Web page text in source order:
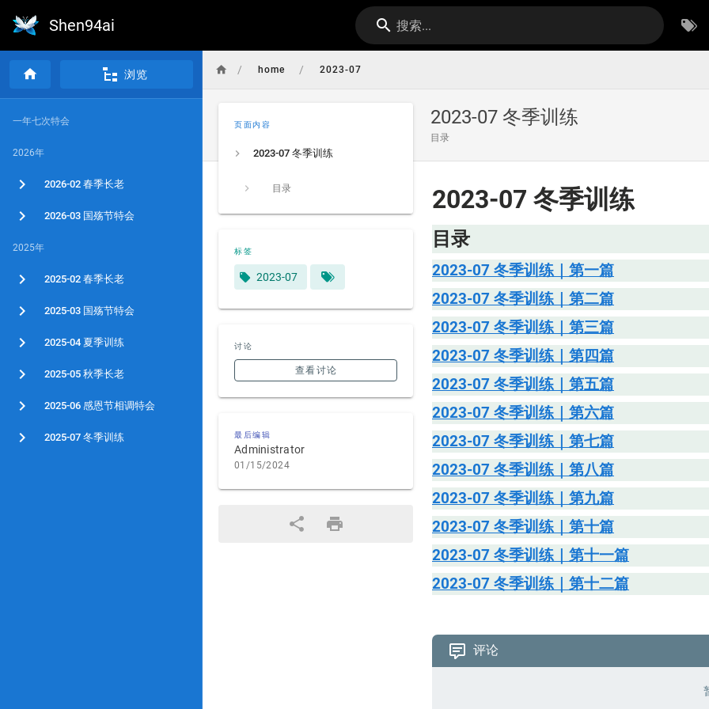
Shen94ai 搜索...
浏览
一年七次特会
2026年
2026-02 春季长老
2026-03 国殇节特会
2025年
2025-02 春季长老
2025-03 国殇节特会
2025-04 夏季训练
2025-05 秋季长老
2025-06 感恩节相调特会
2025-07 冬季训练
/ home / 2023-07
2023-07 冬季训练
目录
页面内容
2023-07 冬季训练
目录
标签
2023-07
讨论
查看讨论
最后编辑
Administrator
01/15/2024
2023-07 冬季训练
目录
2023-07 冬季训练｜第一篇
2023-07 冬季训练｜第二篇
2023-07 冬季训练｜第三篇
2023-07 冬季训练｜第四篇
2023-07 冬季训练｜第五篇
2023-07 冬季训练｜第六篇
2023-07 冬季训练｜第七篇
2023-07 冬季训练｜第八篇
2023-07 冬季训练｜第九篇
2023-07 冬季训练｜第十篇
2023-07 冬季训练｜第十一篇
2023-07 冬季训练｜第十二篇
评论